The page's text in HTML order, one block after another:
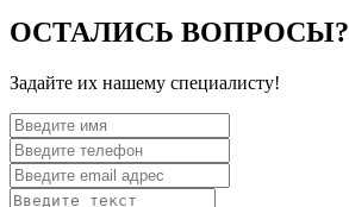
ОСТАЛИСЬ ВОПРОСЫ?
Задайте их нашему специалисту!